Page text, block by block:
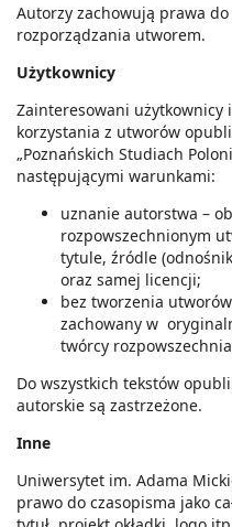
Autorzy zachowują prawa
rozporządzania utworem.
Użytkownicy
Zainteresowani
korzystania z utworów
„Poznańskich Studiach
następującymi warunkami:
uznanie autorstwa –
rozpowszechnionym
tytule, źródle
oraz samej licencji;
bez tworzenia
zachowany w
twórcy
Do wszystkich tekstów
autorskie są zastrzeżone.
Inne
Uniwersytet im. Adama
prawo do czasopisma jako